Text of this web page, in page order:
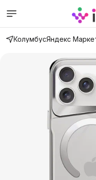
КолумбусЯндекс